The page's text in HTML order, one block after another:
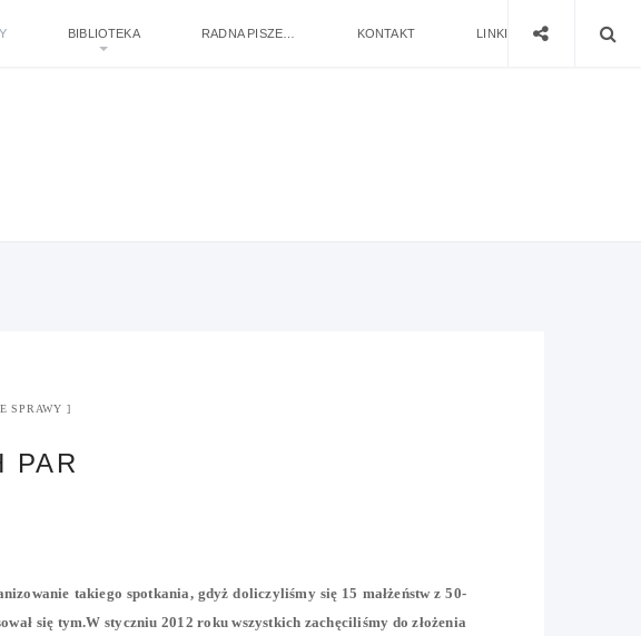
BIBLIOTEKA RADNA PISZE… KONTAKT LINKI
SPRAWY
PAR
takiego spotkania, gdyż doliczyliśmy się 15 małżeństw z 50-
się tym.W styczniu 2012 roku wszystkich zachęciliśmy do złożenia